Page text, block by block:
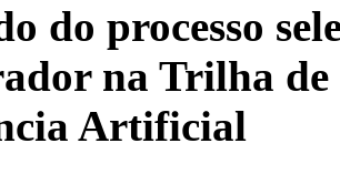
do processo
na Trilha de
Artificial